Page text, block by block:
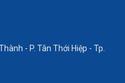
- P. Tân Thới Hiệp - Tp.